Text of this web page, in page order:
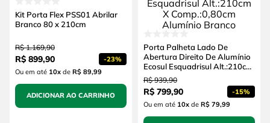
Kit Porta Flex PSS01 Abrilar
Branco 80 x 210cm
R$ 1.169,90
R$ 899,90 -23%
Ou em até 10xde R$ 89,99
ADICIONAR AO CARRINHO
Porta Palheta Lado De
Abertura Direito De Alumínio
Ecosul Esquadrisul Alt.:210cm
X Comp.:0,80cm Alumínio
Branco
R$ 939,90
R$ 799,90 -15%
Ou em até 10xde R$ 79,99